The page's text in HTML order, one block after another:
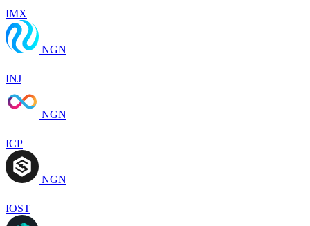
IMX
NGN
INJ
NGN
ICP
NGN
IOST